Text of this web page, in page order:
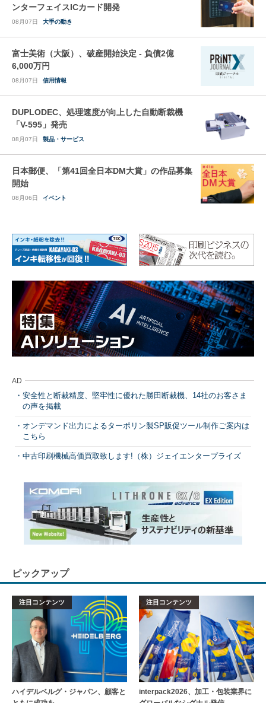
ンターフェイスICカード開発
08月07日 大手の動き
富士美術（大阪）、破産開始決定 - 負債2億
6,000万円
08月07日 信用情報
DUPLODEC、処理速度が向上した自動断裁機
「V-595」発売
08月07日 製品・サービス
日本郵便、「第41回全日本DM大賞」の作品募集
開始
08月06日 イベント
AD
安全性と断裁精度、堅牢性に優れた勝田断裁機、14社のお客さま
の声を掲載
オンデマンド出力によるターポリン製SP販促ツール制作ご案内は
こちら
中古印刷機械高価買取致します!（株）ジェイエンタープライズ
ピックアップ
注目コンテンツ
ハイデルベルグ・ジャパン、顧客と
注目コンテンツ
interpack2026、加工・包装業界に